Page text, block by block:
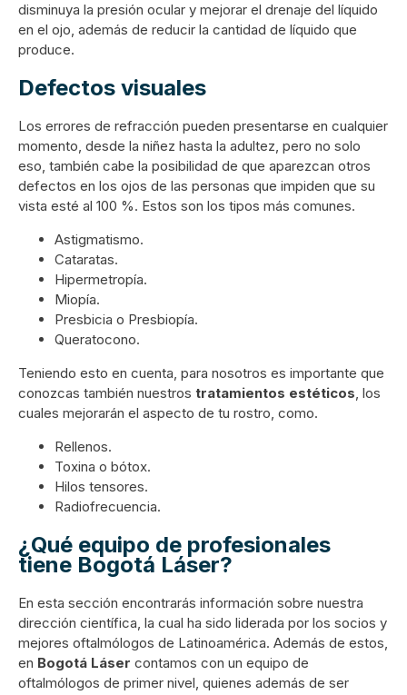
disminuya la presión ocular y mejorar el drenaje del líquido
en el ojo, además de reducir la cantidad de líquido que
produce.
Defectos visuales
Los errores de refracción pueden presentarse en cualquier
momento, desde la niñez hasta la adultez, pero no solo
eso, también cabe la posibilidad de que aparezcan otros
defectos en los ojos de las personas que impiden que su
vista esté al 100 %. Estos son los tipos más comunes.
Astigmatismo.
Cataratas.
Hipermetropía.
Miopía.
Presbicia o Presbiopía.
Queratocono.
Teniendo esto en cuenta, para nosotros es importante que
conozcas también nuestros tratamientos estéticos, los
cuales mejorarán el aspecto de tu rostro, como.
Rellenos.
Toxina o bótox.
Hilos tensores.
Radiofrecuencia.
¿Qué equipo de profesionales
tiene Bogotá Láser?
En esta sección encontrarás información sobre nuestra
dirección científica, la cual ha sido liderada por los socios y
mejores oftalmólogos de Latinoamérica. Además de estos,
en Bogotá Láser contamos con un equipo de
oftalmólogos de primer nivel, quienes además de ser